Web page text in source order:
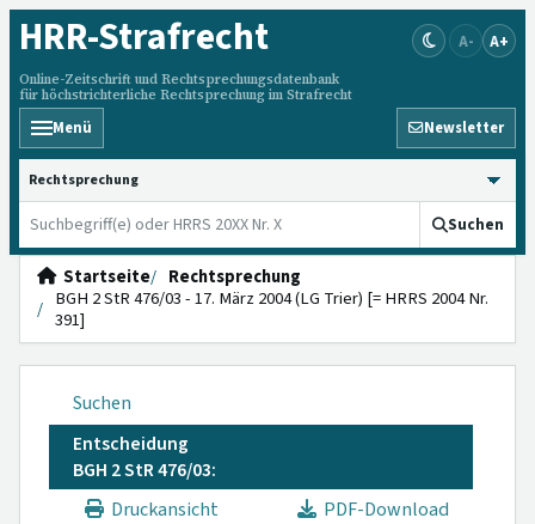
HRR-Strafrecht
Online-Zeitschrift und Rechtsprechungsdatenbank
für höchstrichterliche Rechtsprechung im Strafrecht
A- A+
Menü Newsletter
HRRS durchsuchen
Suchen
Startseite
Rechtsprechung
BGH 2 StR 476/03 - 17. März 2004 (LG Trier) [= HRRS 2004 Nr.
391]
Suchen
Entscheidung
BGH 2 StR 476/03:
Druckansicht
PDF-Download